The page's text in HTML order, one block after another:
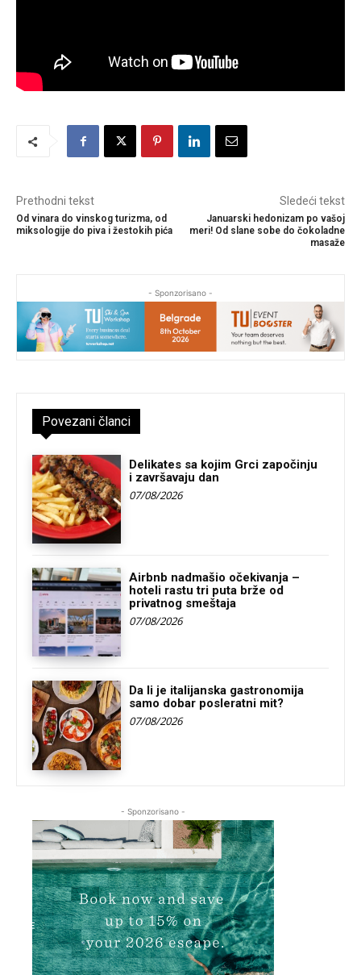
Prethodni tekst
Od vinara do vinskog turizma, od
miksologije do piva i žestokih pića
Sledeći tekst
Januarski hedonizam po vašoj
meri! Od slane sobe do čokoladne
masaže
- Sponzorisano -
Povezani članci
Delikates sa kojim Grci započinju
i završavaju dan
07/08/2026
Airbnb nadmašio očekivanja –
hoteli rastu tri puta brže od
privatnog smeštaja
07/08/2026
Da li je italijanska gastronomija
samo dobar posleratni mit?
07/08/2026
- Sponzorisano -